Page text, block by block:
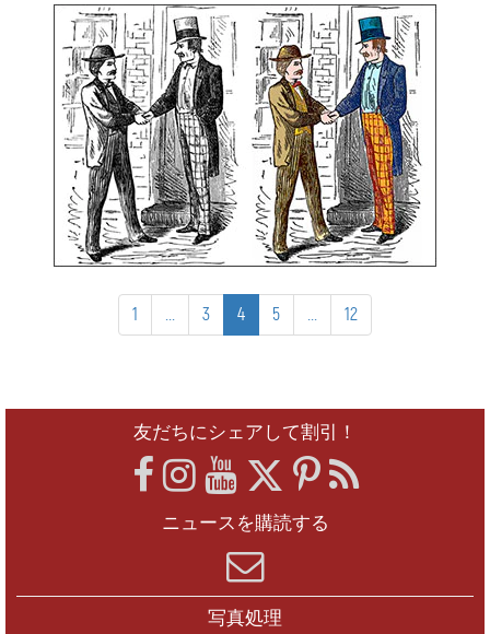
1 ... 3 4 5 ... 12
友だちにシェアして割引！
ニュースを購読する
写真処理